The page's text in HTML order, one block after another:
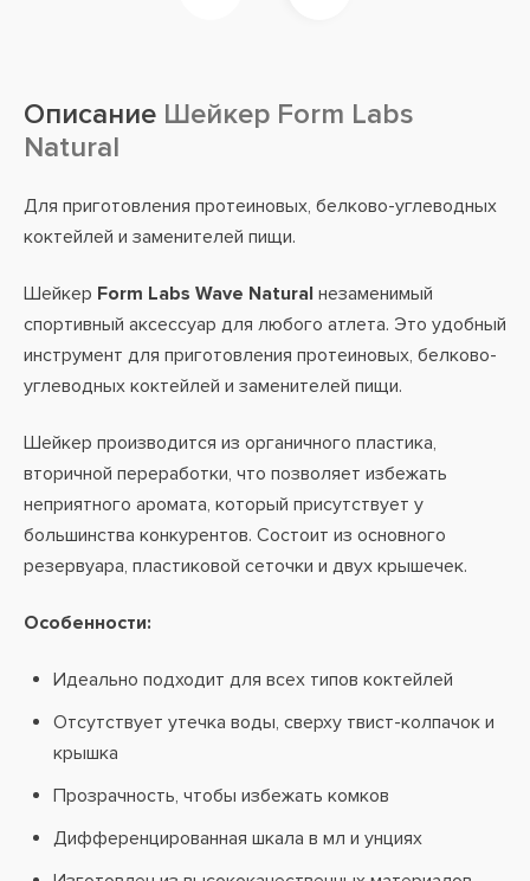
Описание Шейкер Form Labs
Natural
Для приготовления протеиновых, белково-углеводных
коктейлей и заменителей пищи.
Шейкер Form Labs Wave Natural незаменимый
спортивный аксессуар для любого атлета. Это удобный
инструмент для приготовления протеиновых, белково-
углеводных коктейлей и заменителей пищи.
Шейкер производится из органичного пластика,
вторичной переработки, что позволяет избежать
неприятного аромата, который присутствует у
большинства конкурентов. Состоит из основного
резервуара, пластиковой сеточки и двух крышечек.
Особенности:
Идеально подходит для всех типов коктейлей
Отсутствует утечка воды, сверху твист-колпачок и
крышка
Прозрачность, чтобы избежать комков
Дифференцированная шкала в мл и унциях